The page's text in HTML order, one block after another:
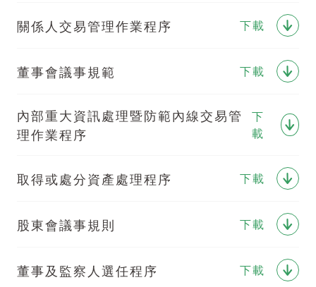
關係人交易管理作業程序 下載
董事會議事規範 下載
內部重大資訊處理暨防範內線交易管
理作業程序
下
載
取得或處分資產處理程序 下載
股東會議事規則 下載
董事及監察人選任程序 下載